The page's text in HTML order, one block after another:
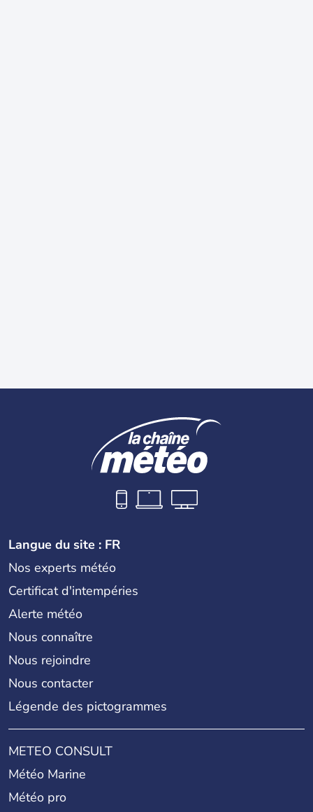
Langue du site : FR
Nos experts météo
Certificat d'intempéries
Alerte météo
Nous connaître
Nous rejoindre
Nous contacter
Légende des pictogrammes
METEO CONSULT
Météo Marine
Météo pro